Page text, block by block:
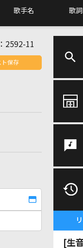
歌手名 歌詞
[生
2592-11
ト保存